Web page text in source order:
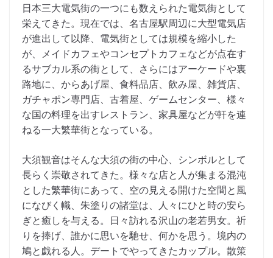
日本三大電気街の一つにも数えられた電気街として
栄えてきた。現在では、名古屋駅周辺に大型電気店
が進出して以降、電気街としては規模を縮小した
が、メイドカフェやコンセプトカフェなどが点在す
るサブカル系の街として、さらにはアーケードや裏
路地に、からあげ屋、食料品店、飲み屋、雑貨店、
ガチャポン専門店、古着屋、ゲームセンター、様々
な国の料理を出すレストラン、家具屋などが軒を連
ねる一大繁華街となっている。
大須観音はそんな大須の街の中心、シンボルとして
長らく崇敬されてきた。様々な店と人が集まる混沌
とした繁華街にあって、空の見える開けた空間と風
になびく幟、朱塗りの諸堂は、人々にひと時の安ら
ぎと癒しを与える。日々訪れる沢山の老若男女。祈
りを捧げ、誰かに思いを馳せ、何かを思う。境内の
鳩と戯れる人。デートでやってきたカップル。散策